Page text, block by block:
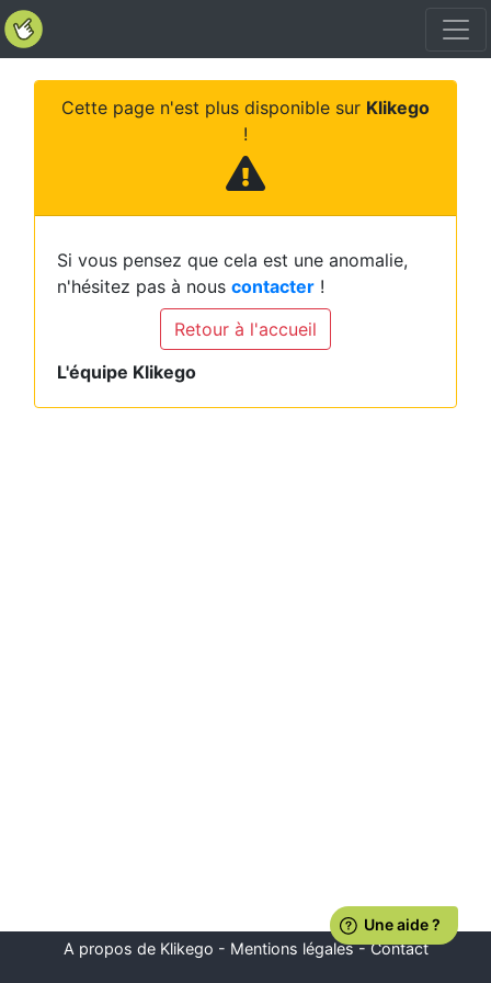
Cette page n'est plus disponible sur Klikego
!
Si vous pensez que cela est une anomalie,
n'hésitez pas à nous contacter !
Retour à l'accueil
L'équipe Klikego
A propos de Klikego - Mentions légales-Contact